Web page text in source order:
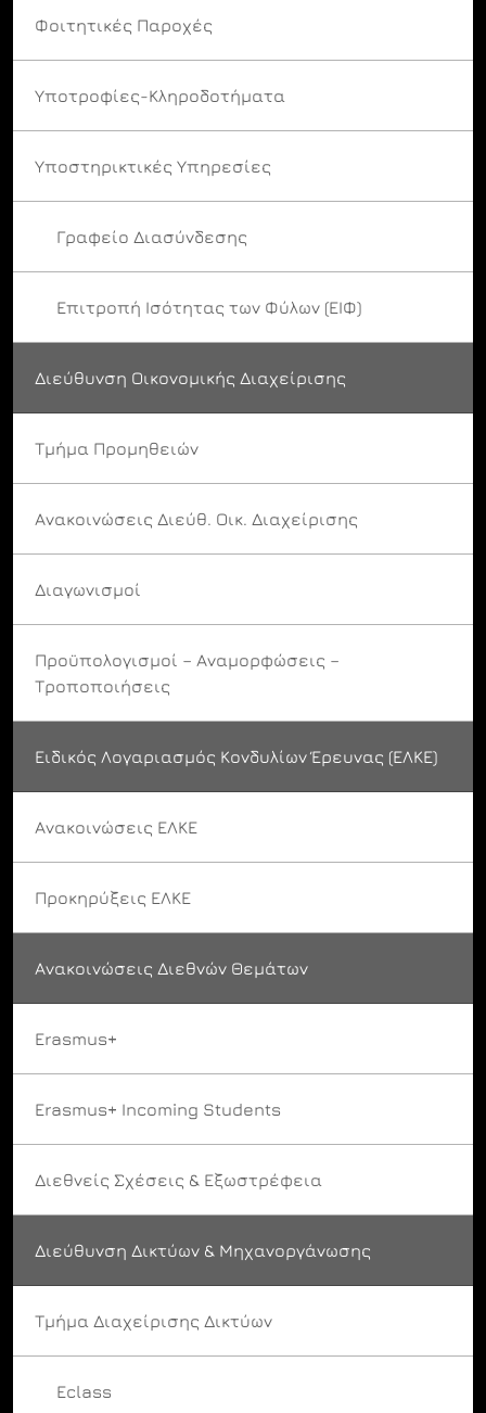
Φοιτητικές Παροχές
Υποτροφίες-Κληροδοτήματα
Υποστηρικτικές Υπηρεσίες
Γραφείο Διασύνδεσης
Επιτροπή Ισότητας των Φύλων (ΕΙΦ)
Διεύθυνση Οικονομικής Διαχείρισης
Τμήμα Προμηθειών
Ανακοινώσεις Διεύθ. Οικ. Διαχείρισης
Διαγωνισμοί
Προϋπολογισμοί – Αναμορφώσεις –
Τροποποιήσεις
Ειδικός Λογαριασμός Κονδυλίων Έρευνας (ΕΛΚΕ)
Ανακοινώσεις ΕΛΚΕ
Προκηρύξεις ΕΛΚΕ
Ανακοινώσεις Διεθνών Θεμάτων
Erasmus+
Erasmus+ Incoming Students
Διεθνείς Σχέσεις & Εξωστρέφεια
Διεύθυνση Δικτύων & Μηχανοργάνωσης
Τμήμα Διαχείρισης Δικτύων
Eclass